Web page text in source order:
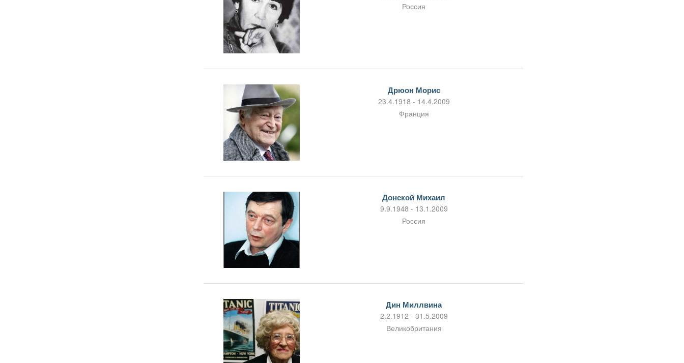
Россия
Дрюон Морис
23.4.1918 - 14.4.2009
Франция
Донской Михаил
9.9.1948 - 13.1.2009
Россия
Дин Миллвина
2.2.1912 - 31.5.2009
Великобритания